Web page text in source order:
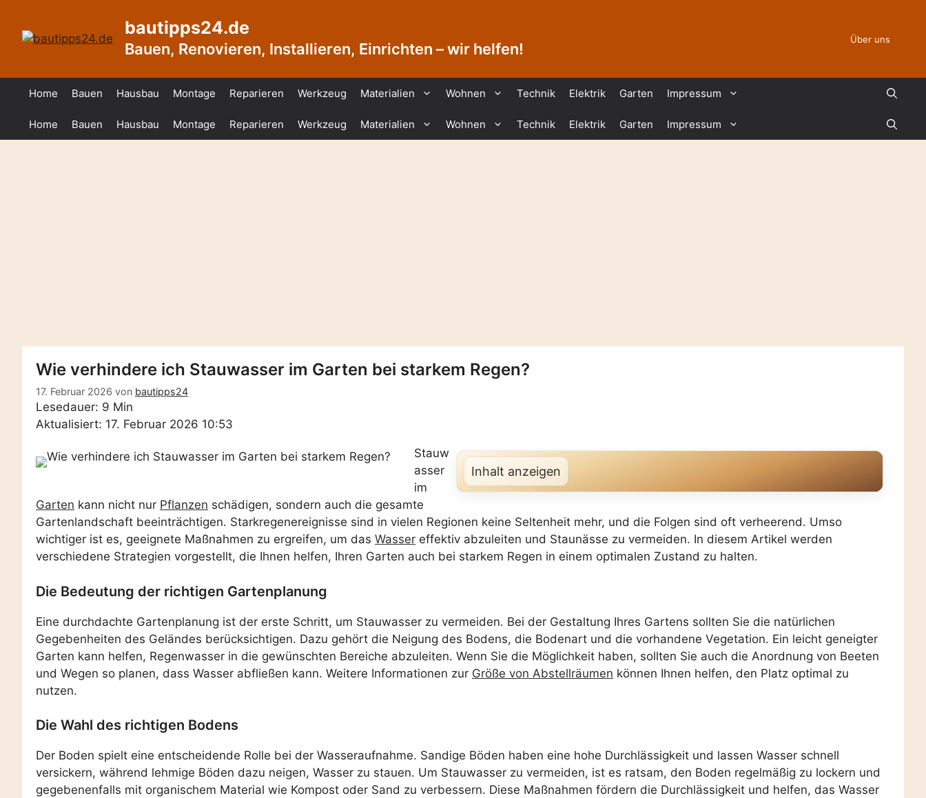
springen
bautipps24.de
Bauen, Renovieren, Installieren, Einrichten – wir helfen!
Über uns
Home Bauen Hausbau Montage Reparieren Werkzeug Materialien Wohnen Technik Elektrik Garten Impressum
Home Bauen Hausbau Montage Reparieren Werkzeug Materialien Wohnen Technik Elektrik Garten Impressum
Wie verhindere ich Stauwasser im Garten bei starkem Regen?
17. Februar 2026 von bautipps24
Lesedauer: 9 Min
Aktualisiert: 17. Februar 2026 10:53
Inhalt anzeigen
Stauw
asser
im
Garten kann nicht nur Pflanzen schädigen, sondern auch die gesamte
Gartenlandschaft beeinträchtigen. Starkregenereignisse sind in vielen Regionen keine Seltenheit mehr, und die Folgen sind oft verheerend. Umso
wichtiger ist es, geeignete Maßnahmen zu ergreifen, um das Wasser effektiv abzuleiten und Staunässe zu vermeiden. In diesem Artikel werden
verschiedene Strategien vorgestellt, die Ihnen helfen, Ihren Garten auch bei starkem Regen in einem optimalen Zustand zu halten.
Die Bedeutung der richtigen Gartenplanung
Eine durchdachte Gartenplanung ist der erste Schritt, um Stauwasser zu vermeiden. Bei der Gestaltung Ihres Gartens sollten Sie die natürlichen
Gegebenheiten des Geländes berücksichtigen. Dazu gehört die Neigung des Bodens, die Bodenart und die vorhandene Vegetation. Ein leicht geneigter
Garten kann helfen, Regenwasser in die gewünschten Bereiche abzuleiten. Wenn Sie die Möglichkeit haben, sollten Sie auch die Anordnung von Beeten
und Wegen so planen, dass Wasser abfließen kann. Weitere Informationen zur Größe von Abstellräumen können Ihnen helfen, den Platz optimal zu
nutzen.
Die Wahl des richtigen Bodens
Der Boden spielt eine entscheidende Rolle bei der Wasseraufnahme. Sandige Böden haben eine hohe Durchlässigkeit und lassen Wasser schnell
versickern, während lehmige Böden dazu neigen, Wasser zu stauen. Um Stauwasser zu vermeiden, ist es ratsam, den Boden regelmäßig zu lockern und
gegebenenfalls mit organischem Material wie Kompost oder Sand zu verbessern. Diese Maßnahmen fördern die Durchlässigkeit und helfen, das Wasser